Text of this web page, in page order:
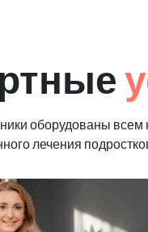
оборудованы всем
лечения